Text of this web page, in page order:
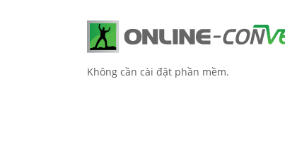
Không cần cài đặt phần mềm.